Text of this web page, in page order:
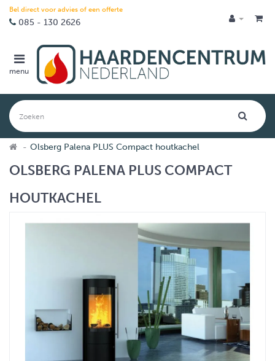
Bel direct voor advies of een offerte
085 - 130 2626
menu
Olsberg Palena PLUS Compact houtkachel
OLSBERG PALENA PLUS COMPACT
HOUTKACHEL